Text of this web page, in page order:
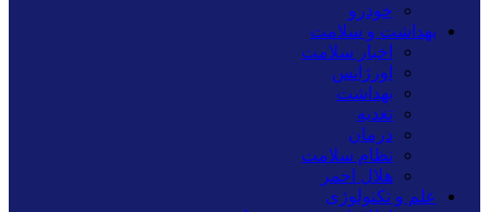
خودرو
بهداشت و سلامت
اخبار سلامت
اورژانس
بهداشت
تغدیه
درمان
نظام سلامت
هلال احمر
علم و تکنولوژی